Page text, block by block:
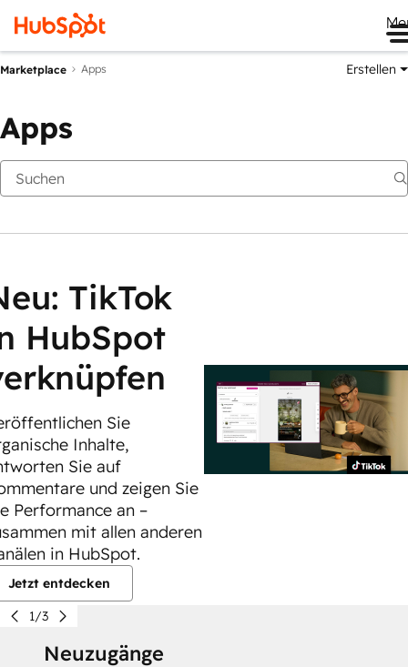
Marketplace Apps Erstellen
Apps
TikTok
HubSpot
Sie
Inhalte,
Sie auf
und zeigen Sie
Performance an –
mit allen anderen
in HubSpot.
Jetzt entdecken
1/3
Neuzugänge